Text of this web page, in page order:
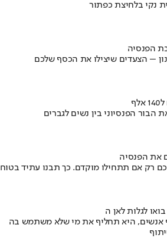
נקי בלחיצת כפתור
הפנסיה
– הצעדים שיצילו את הכסף שלכם
הבור הפנסיוני בין נשים לגברים
את הפנסיה
רק אם תתחילו מוקדם. כך תבנו עתיד בטוח